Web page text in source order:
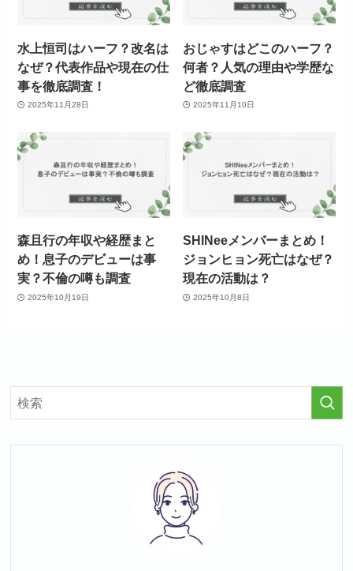
水上恒司はハーフ？改名は
なぜ？代表作品や現在の仕
事を徹底調査！
2025年11月28日
おじゃすはどこのハーフ？
何者？人気の理由や学歴な
ど徹底調査
2025年11月10日
森且行の年収や経歴まと
め！息子のデビューは事
実？不倫の噂も調査
2025年10月19日
SHINeeメンバーまとめ！
ジョンヒョン死亡はなぜ？
現在の活動は？
2025年10月8日